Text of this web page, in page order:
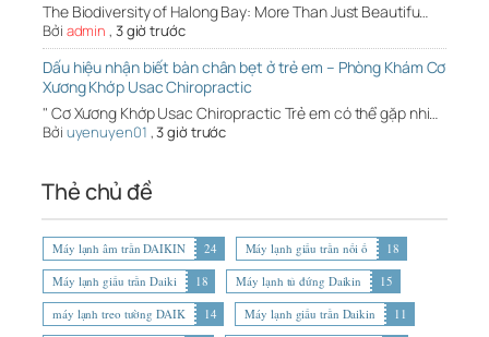
The Biodiversity of Halong Bay: More Than Just Beautifu…
Bởi admin , 3 giờ trước
Dấu hiệu nhận biết bàn chân bẹt ở trẻ em – Phòng Khám Cơ
Xương Khớp Usac Chiropractic
" Cơ Xương Khớp Usac Chiropractic Trẻ em có thể gặp nhi…
Bởi uyenuyen01 ,3 giờ trước
Thẻ chủ đề
Máy lạnh âm trần DAIKIN 24 Máy lạnh giấu trần nối ố
18
Máy lạnh giấu trần Daiki
18 Máy lạnh tủ đứng Daikin
15
máy lạnh treo tường DAIK
14 Máy lạnh giấu trần Daikin
11